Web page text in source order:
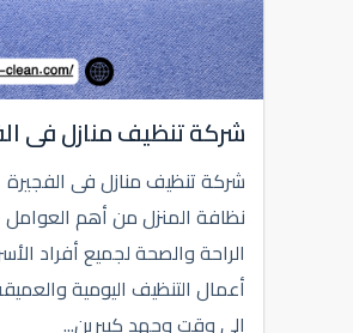
شركة تنظيف منازل فى
شركة تنظيف منازل فى الفجيرة
نظافة المنزل من أهم العوامل
الراحة والصحة لجميع أفراد
أعمال التنظيف اليومية
إلى وقت وجهد كبيرين...